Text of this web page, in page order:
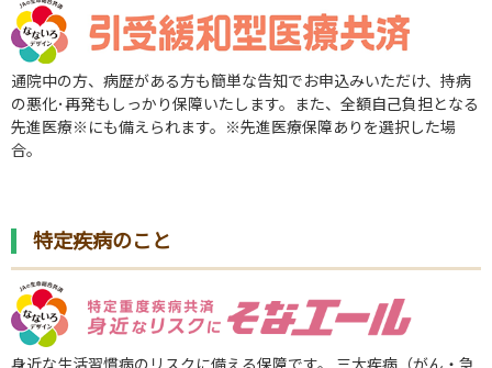
通院中の方、病歴がある方も簡単な告知でお申込みいただけ、持病
の悪化･再発もしっかり保障いたします。また、全額自己負担となる
先進医療※ にも備えられます。※先進医療保障ありを選択した場
合。
特定疾病のこと